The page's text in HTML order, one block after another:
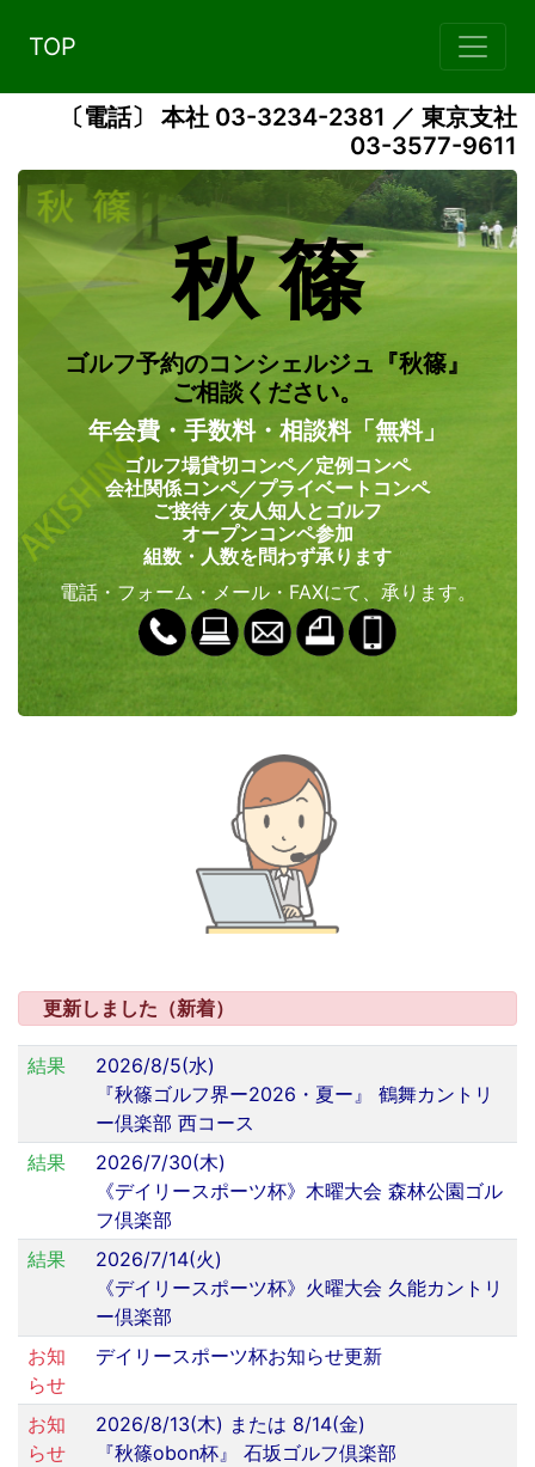
TOP
〔電話〕 本社 03-3234-2381 ／ 東京支社
03-3577-9611
秋 篠
ゴルフ予約のコンシェルジュ『秋篠』
ご相談ください。
年会費・手数料・相談料「無料」
ゴルフ場貸切コンペ／定例コンペ
会社関係コンペ／プライベートコンペ
ご接待／友人知人とゴルフ
オープンコンペ参加
組数・人数を問わず承ります
電話・フォーム・メール・FAXにて、承ります。
更新しました（新着）
結果
2026/8/5(水)
『秋篠ゴルフ界ー2026・夏ー』 鶴舞カントリ
ー倶楽部 西コース
結果
2026/7/30(木)
《デイリースポーツ杯》木曜大会 森林公園ゴル
フ倶楽部
結果
2026/7/14(火)
《デイリースポーツ杯》火曜大会 久能カントリ
ー倶楽部
お知
らせ
デイリースポーツ杯お知らせ更新
お知
らせ
2026/8/13(木) または 8/14(金)
『秋篠obon杯』 石坂ゴルフ倶楽部